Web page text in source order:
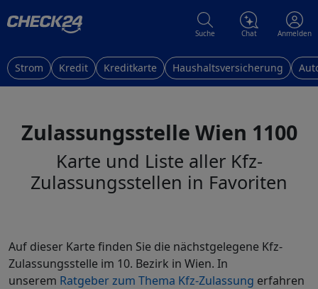
Suche Chat Anmelden
Strom Kredit Kreditkarte Haushaltsversicherung
Zulassungsstelle Wien 1100
Karte und Liste aller Kfz-
Zulassungsstellen in Favoriten
Auf dieser Karte finden Sie die nächstgelegene Kfz-
Zulassungsstelle im 10. Bezirk in Wien. In
unserem Ratgeber zum Thema Kfz-Zulassung erfahren